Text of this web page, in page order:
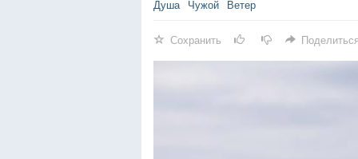
Душа Чужой Ветер
Сохранить